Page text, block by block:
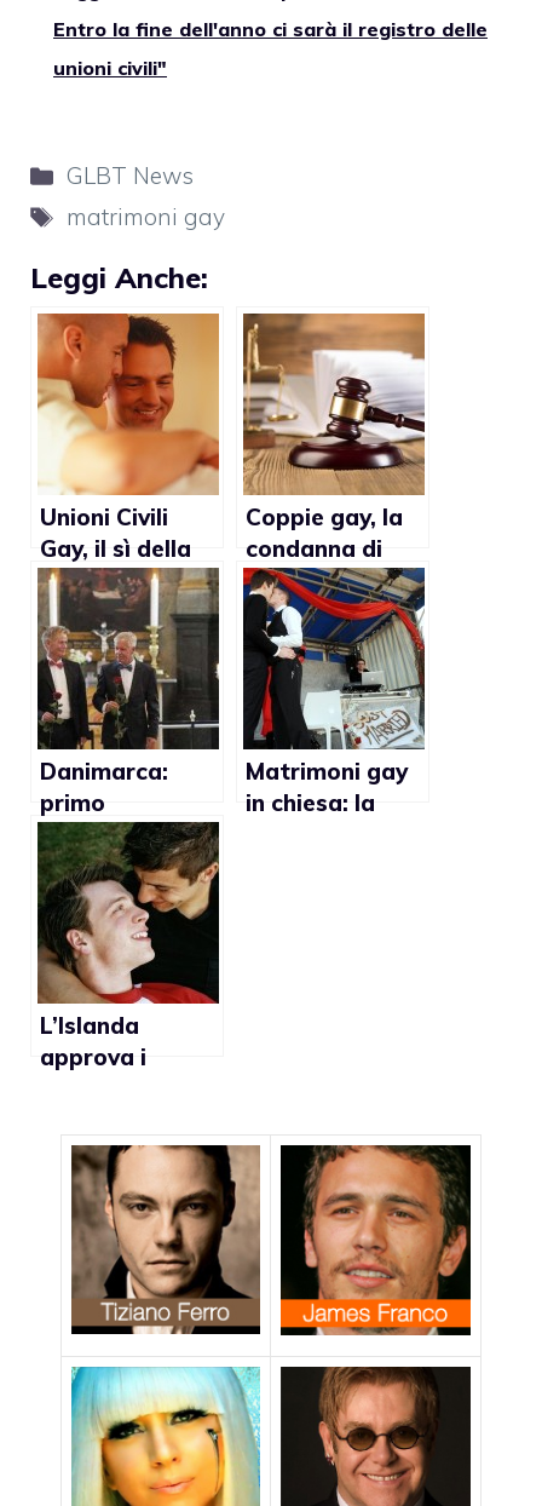
Entro la fine dell'anno ci sarà il registro delle
unioni civili"
Categorie
GLBT News
Tag
matrimoni gay
Leggi Anche:
Unioni Civili
Gay, il sì della
Grecia
Coppie gay, la
condanna di
Strasburgo
cambierà
l’Italia?
Danimarca:
primo
matrimonio gay
in chiesa
Matrimoni gay
in chiesa: la
L’Islanda
approva i